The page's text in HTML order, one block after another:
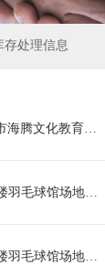
存处理信息
yabo.com深圳市海腾文化教育有限公司五楼羽毛球馆场地改造工程中标公告
工会委员会五楼羽毛球馆场地改造工程招标公告
工会委员会五楼羽毛球馆场地改造工程招标公告